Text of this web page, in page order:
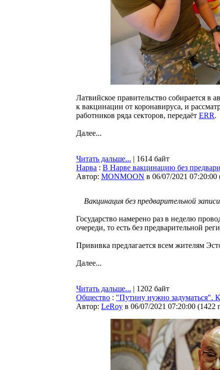
Латвийское правительство собирается в
к вакцинации от коронавируса, и
работников ряда секторов, передаёт ERR.
Далее...
Читать дальше... | 1614 байт
Нарва : В Нарве вакцинацию без
Автор: MONMOON в 06/07/2021 07:20:00
Вакцинация без предварительной
Государство намерено раз в неделю
очереди, то есть без предварительной
Прививка предлагается всем жителям
Далее...
Читать дальше... | 1202 байт
Общество : "Путину нужно задуматься".
Автор: LeRoy в 06/07/2021 07:20:00 (1422